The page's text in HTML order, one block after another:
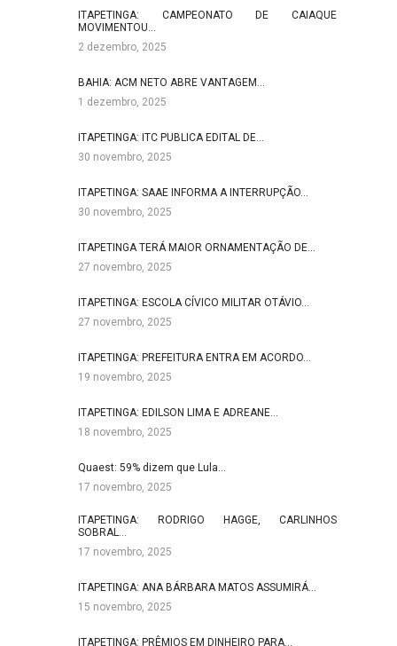
ITAPETINGA: CAMPEONATO DE CAIAQUE
MOVIMENTOU…
2 dezembro, 2025
BAHIA: ACM NETO ABRE VANTAGEM…
1 dezembro, 2025
ITAPETINGA: ITC PUBLICA EDITAL DE…
30 novembro, 2025
ITAPETINGA: SAAE INFORMA A INTERRUPÇÃO…
30 novembro, 2025
ITAPETINGA TERÁ MAIOR ORNAMENTAÇÃO DE…
27 novembro, 2025
ITAPETINGA: ESCOLA CÍVICO MILITAR OTÁVIO…
27 novembro, 2025
ITAPETINGA: PREFEITURA ENTRA EM ACORDO…
19 novembro, 2025
ITAPETINGA: EDILSON LIMA E ADREANE…
18 novembro, 2025
Quaest: 59% dizem que Lula…
17 novembro, 2025
ITAPETINGA: RODRIGO HAGGE, CARLINHOS
SOBRAL…
17 novembro, 2025
ITAPETINGA: ANA BÁRBARA MATOS ASSUMIRÁ…
15 novembro, 2025
ITAPETINGA: PRÊMIOS EM DINHEIRO PARA…